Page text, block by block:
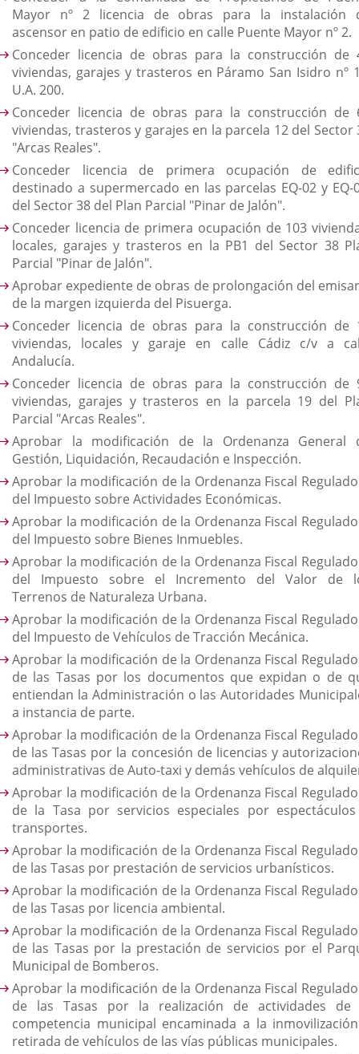
Mayor nº 2 licencia de obras para la instalación
ascensor en patio de edificio en calle Puente Mayor nº 2.
Conceder licencia de obras para la construcción de
viviendas, garajes y trasteros en Páramo San Isidro nº
U.A. 200.
Conceder licencia de obras para la construcción de
viviendas, trasteros y garajes en la parcela 12 del Sector
"Arcas Reales".
Conceder licencia de primera ocupación de
destinado a supermercado en las parcelas EQ-02 y EQ-
del Sector 38 del Plan Parcial "Pinar de Jalón".
Conceder licencia de primera ocupación de 103
locales, garajes y trasteros en la PB1 del Sector 38
Parcial "Pinar de Jalón".
Aprobar expediente de obras de prolongación del
de la margen izquierda del Pisuerga.
Conceder licencia de obras para la construcción de
viviendas, locales y garaje en calle Cádiz c/v a
Andalucía.
Conceder licencia de obras para la construcción de
viviendas, garajes y trasteros en la parcela 19 del
Parcial "Arcas Reales".
Aprobar la modificación de la Ordenanza General
Gestión, Liquidación, Recaudación e Inspección.
Aprobar la modificación de la Ordenanza Fiscal
del Impuesto sobre Actividades Económicas.
Aprobar la modificación de la Ordenanza Fiscal
del Impuesto sobre Bienes Inmuebles.
Aprobar la modificación de la Ordenanza Fiscal
del Impuesto sobre el Incremento del Valor de
Terrenos de Naturaleza Urbana.
Aprobar la modificación de la Ordenanza Fiscal
del Impuesto de Vehículos de Tracción Mecánica.
Aprobar la modificación de la Ordenanza Fiscal
de las Tasas por los documentos que expidan o de
entiendan la Administración o las Autoridades
a instancia de parte.
Aprobar la modificación de la Ordenanza Fiscal
de las Tasas por la concesión de licencias y
administrativas de Auto-taxi y demás vehículos de
Aprobar la modificación de la Ordenanza Fiscal
de la Tasa por servicios especiales por
transportes.
Aprobar la modificación de la Ordenanza Fiscal
de las Tasas por prestación de servicios urbanísticos.
Aprobar la modificación de la Ordenanza Fiscal
de las Tasas por licencia ambiental.
Aprobar la modificación de la Ordenanza Fiscal
de las Tasas por la prestación de servicios por el
Municipal de Bomberos.
Aprobar la modificación de la Ordenanza Fiscal
de las Tasas por la realización de actividades de
competencia municipal encaminada a la
retirada de vehículos de las vías públicas municipales.